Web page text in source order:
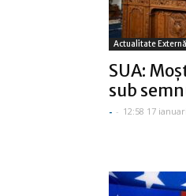
Actualitate Externă
SUA:
sub
- - 12:58 17